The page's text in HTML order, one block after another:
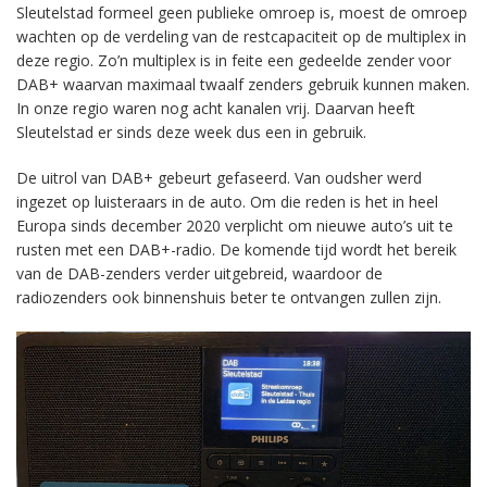
Sleutelstad formeel geen publieke omroep is, moest de omroep
wachten op de verdeling van de restcapaciteit op de multiplex in
deze regio. Zo’n multiplex is in feite een gedeelde zender voor
DAB+ waarvan maximaal twaalf zenders gebruik kunnen maken.
In onze regio waren nog acht kanalen vrij. Daarvan heeft
Sleutelstad er sinds deze week dus een in gebruik.
De uitrol van DAB+ gebeurt gefaseerd. Van oudsher werd
ingezet op luisteraars in de auto. Om die reden is het in heel
Europa sinds december 2020 verplicht om nieuwe auto’s uit te
rusten met een DAB+-radio. De komende tijd wordt het bereik
van de DAB-zenders verder uitgebreid, waardoor de
radiozenders ook binnenshuis beter te ontvangen zullen zijn.